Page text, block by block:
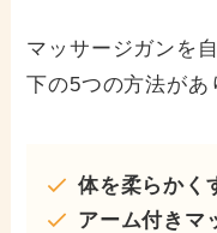
マッサージガンを
下の5つの方法があ
体を柔らかく
アーム付きマ